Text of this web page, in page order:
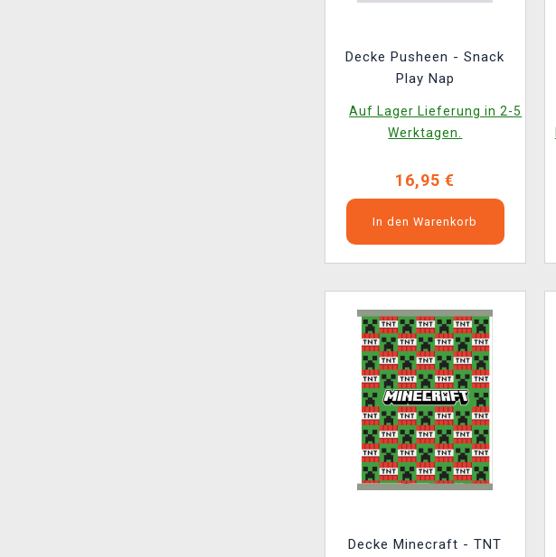
Decke Pusheen - Snack
Play Nap
Auf Lager Lieferung in 2-5
Werktagen.
16,95 €
In den Warenkorb
Decke Minecraft - TNT